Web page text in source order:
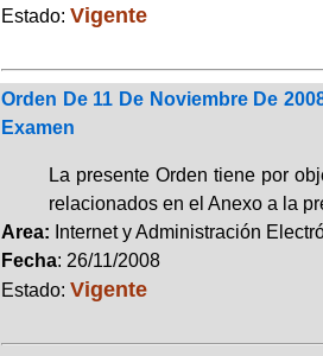
Estado: Vigente
Orden De 11 De Noviembre De
Examen
La presente Orden tiene por
relacionados en el Anexo a la
Area: Internet y Administración
Fecha: 26/11/2008
Estado: Vigente